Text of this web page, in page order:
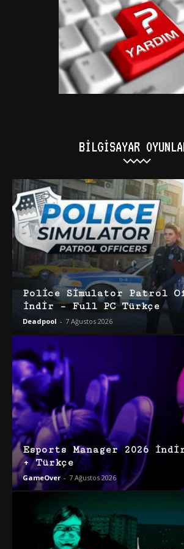
BILGISAYAR
Police Simulator Patrol
İndir – Full PC Türkçe
Deadpool - 7 Ağustos 2026
Esports Manager 2026
+ Türkçe
GameOver - 7 Ağustos 2026